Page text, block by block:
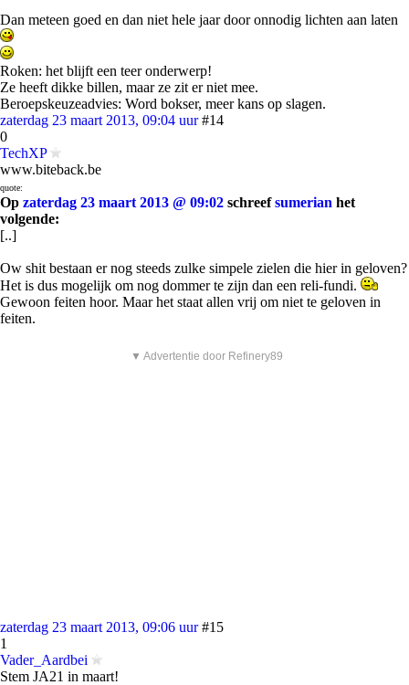
Dan meteen goed en dan niet hele jaar door onnodig lichten aan laten
Roken: het blijft een teer onderwerp!
Ze heeft dikke billen, maar ze zit er niet mee.
Beroepskeuzeadvies: Word bokser, meer kans op slagen.
zaterdag 23 maart 2013, 09:04 uur #14
0
TechXP
www.biteback.be
quote:
Op zaterdag 23 maart 2013 @ 09:02 schreefsumerian het
volgende:
[..]
Ow shit bestaan er nog steeds zulke simpele zielen die hier in geloven?
Het is dus mogelijk om nog dommer te zijn dan een reli-fundi.
Gewoon feiten hoor. Maar het staat allen vrij om niet te geloven in
feiten.
▼ Advertentie door Refinery89
zaterdag 23 maart 2013, 09:06 uur #15
1
Vader_Aardbei
Stem JA21 in maart!